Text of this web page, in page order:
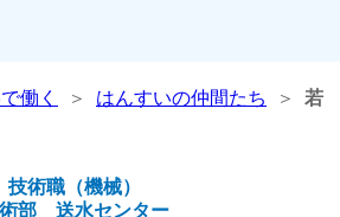
働く ＞ はんすいの仲間たち ＞
若
技術職（機械）
部 送水センター